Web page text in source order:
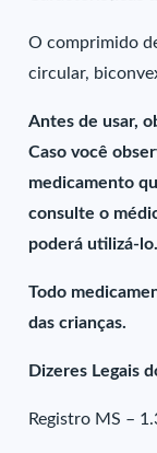
O comprimido
circular,
Antes de usar,
Caso você
medicamento
consulte o
poderá utilizá-lo.
Todo
das crianças.
Dizeres Legais
Registro MS –